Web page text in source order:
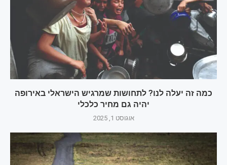
כמה זה יעלה לנו? לתחושות שמרגיש הישראלי באירופה
יהיה גם מחיר כלכלי
אוגוסט 1, 2025